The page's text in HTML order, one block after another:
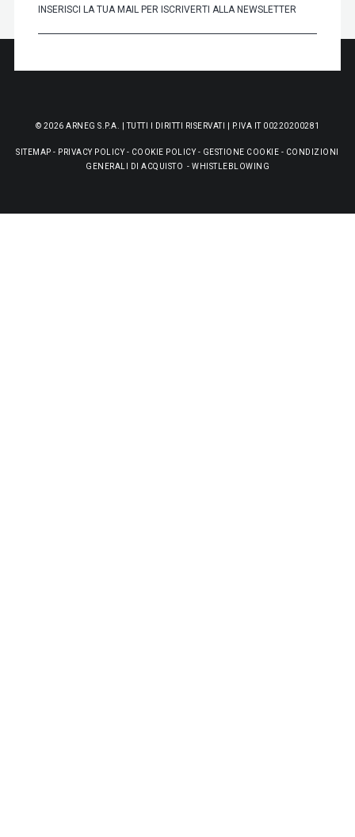
© 2026 ARNEG S.P.A. | TUTTI I DIRITTI RISERVATI | P.IVA IT 00220200281
SITEMAP - PRIVACY POLICY- COOKIE POLICY- GESTIONE COOKIE - CONDIZIONI
GENERALI DI ACQUISTO - WHISTLEBLOWING